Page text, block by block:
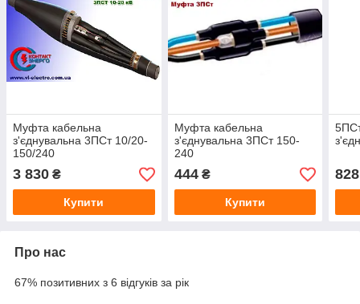
Муфта кабельна
з'єднувальна 3ПСт 10/20-
150/240
3 830 ₴
Купити
Муфта кабельна
з'єднувальна 3ПСт 150-
240
444₴
Купити
828
Про нас
67% позитивних з 6 відгуків за рік